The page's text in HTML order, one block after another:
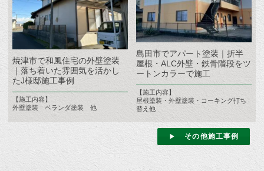
焼津市で和風住宅の外壁塗装
｜落ち着いた雰囲気を活かし
たJ様邸施工事例
【施工内容】
外壁塗装 ベランダ塗装 他
島田市でアパート塗装｜折半
屋根・ALC外壁・鉄骨階段をツ
ートンカラーで施工
【施工内容】
屋根塗装・外壁塗装・コーキング打ち
替え他
その他施工事例